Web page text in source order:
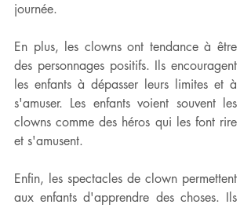
journée.
En plus, les clowns ont tendance à être
des personnages positifs. Ils encouragent
les enfants à dépasser leurs limites et à
s'amuser. Les enfants voient souvent les
clowns comme des héros qui les font rire
et s'amusent.
Enfin, les spectacles de clown permettent
aux enfants d'apprendre des choses. Ils